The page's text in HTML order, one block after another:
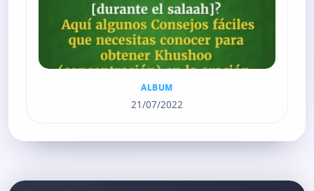
ALBUM
21/07/2022